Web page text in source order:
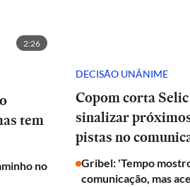
2:26
tem
no
DECISÃO UNÂNIME
Copom corta
sinalizar
pistas no
Gribel: 'Tempo
comunicação, mas